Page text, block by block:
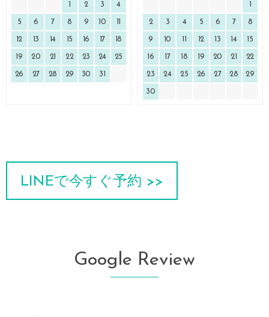
2 3 4
5 6 7 8 9 10
12 13 14 15 16 17 18
19 20 21 22 23 24 25
26 27 28 29 30 31
2 3 4 5 6 7 8
9 10 12 13 14 15
16 17 18 19 20 21 22
23 24 25 26 27 28 29
30
LINEで今すぐ予約 >>
Google Review